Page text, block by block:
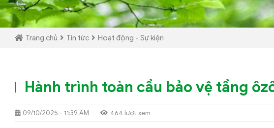
Trang chủ Tin tức Hoạt động - Sự kiện
Hành trình toàn cầu bảo vệ tầng
09/10/2025 - 11:39 AM 464 lượt xem